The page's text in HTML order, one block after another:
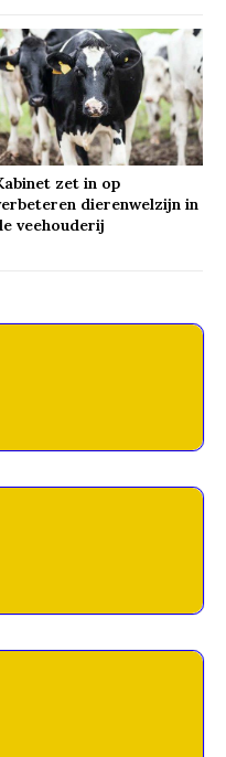
zet in op
dierenwelzijn in
veehouderij